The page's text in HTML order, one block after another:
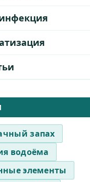
запах
водоёма
элементы